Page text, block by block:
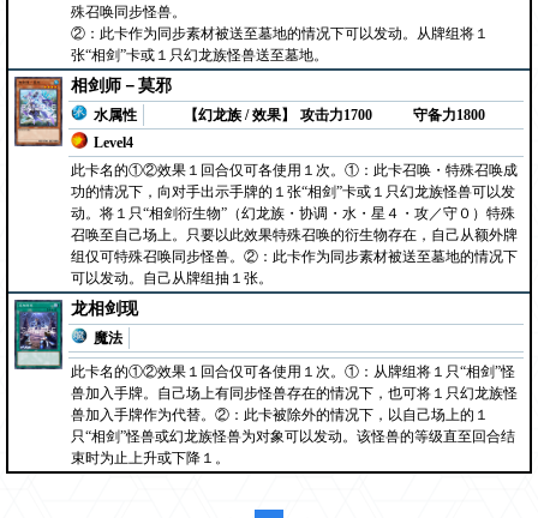
殊召唤同步怪兽。
②：此卡作为同步素材被送至墓地的情况下可以发动。从牌组将１
张“相剑”卡或１只幻龙族怪兽送至墓地。
相剑师－莫邪
水属性
【幻龙族 / 效果】
Level4
攻击力1700 守备力1800
此卡名的①②效果１回合仅可各使用１次。①：此卡召唤・特殊召唤成
功的情况下，向对手出示手牌的１张“相剑”卡或１只幻龙族怪兽可以发
动。将１只“相剑衍生物”（幻龙族・协调・水・星４・攻／守０）特殊
召唤至自己场上。只要以此效果特殊召唤的衍生物存在，自己从额外牌
组仅可特殊召唤同步怪兽。②：此卡作为同步素材被送至墓地的情况下
可以发动。自己从牌组抽１张。
龙相剑现
魔法
此卡名的①②效果１回合仅可各使用１次。①：从牌组将１只“相剑”怪
兽加入手牌。自己场上有同步怪兽存在的情况下，也可将１只幻龙族怪
兽加入手牌作为代替。②：此卡被除外的情况下，以自己场上的１
只“相剑”怪兽或幻龙族怪兽为对象可以发动。该怪兽的等级直至回合结
束时为止上升或下降１。